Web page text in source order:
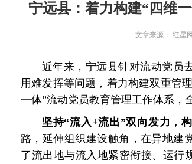
宁远县：着力构建“四维
文章来源： 红星
近年来，宁远县针对流动党员
用难发挥等问题，着力构建双重管
一体”流动党员教育管理工作体系，
坚持“流入+流出”双向发力，
路，延伸组织建设触角，在异地建
了流出地与流入地紧密衔接、运行